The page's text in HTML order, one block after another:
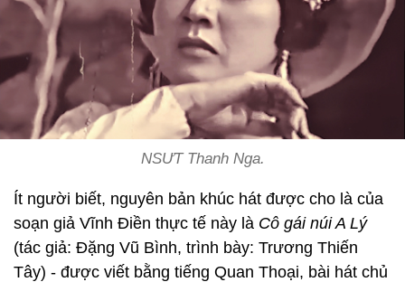
NSƯT Thanh Nga.
Ít người biết, nguyên bản khúc hát được cho là của
soạn giả Vĩnh Điền thực tế này là Cô gái núi A Lý
(tác giả: Đặng Vũ Bình, trình bày: Trương Thiến
Tây) - được viết bằng tiếng Quan Thoại, bài hát chủ